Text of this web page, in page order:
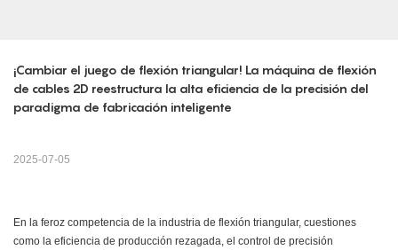
¡Cambiar el juego de flexión triangular! La máquina de flexión
de cables 2D reestructura la alta eficiencia de la precisión del
paradigma de fabricación inteligente
2025-07-05
En la feroz competencia de la industria de flexión triangular, cuestiones
como la eficiencia de producción rezagada, el control de precisión